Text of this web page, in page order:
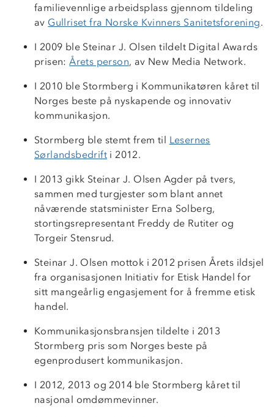
familievennlige arbeidsplass gjennom tildeling
av Gullriset fra Norske Kvinners Sanitetsforening.
I 2009 ble Steinar J. Olsen tildelt Digital Awards
prisen:Årets person, av New Media Network.
I 2010 ble Stormberg i Kommunikatøren kåret til
Norges beste på nyskapende og innovativ
kommunikasjon.
Stormberg ble stemt frem til Lesernes
Sørlandsbedrift i 2012.
I 2013 gikk Steinar J. Olsen Agder på tvers,
sammen med turgjester som blant annet
nåværende statsminister Erna Solberg,
stortingsrepresentant Freddy de Rutiter og
Torgeir Stensrud.
Steinar J. Olsen mottok i 2012 prisenÅrets ildsjel
fra organisasjonen Initiativ for Etisk Handel for
sitt mangeårlig engasjement for å fremme etisk
handel.
Kommunikasjonsbransjen tildelte i 2013
Stormberg pris som Norges beste på
egenprodusert kommunikasjon.
I 2012, 2013 og 2014 ble Stormberg kåret til
nasjonal omdømmevinner.